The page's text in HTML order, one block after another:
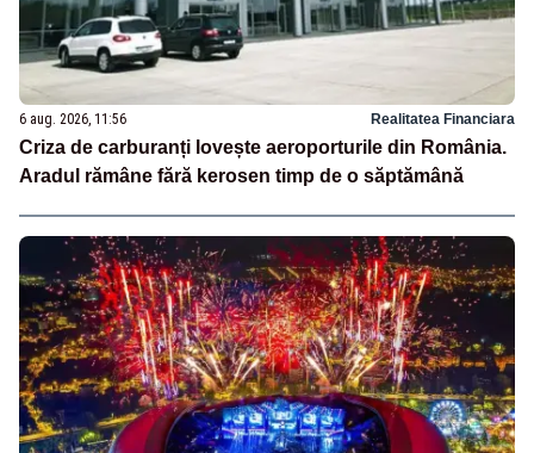
6 aug. 2026, 11:56 Realitatea Financiara
Criza de carburanți lovește aeroporturile din România.
Aradul rămâne fără kerosen timp de o săptămână